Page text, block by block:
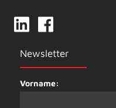
Newsletter
Vorname: